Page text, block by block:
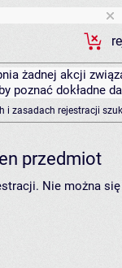
żadnej akcji
poznać dokładne
i zasadach rejestracji
przedmiot
Nie można